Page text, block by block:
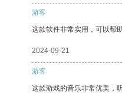
游客
这款软件非常实用，可以帮
2024-09-21
游客
这款游戏的音乐非常优美，